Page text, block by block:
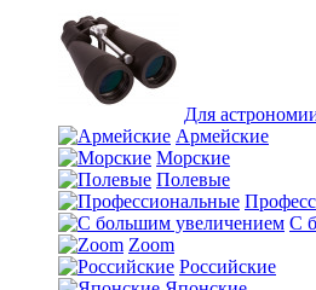
Для
Армейские
Морские
Полевые
С
Zoom
Российские